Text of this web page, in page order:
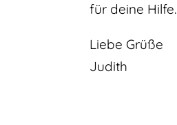
für deine Hilfe.
Liebe Grüße
Judith